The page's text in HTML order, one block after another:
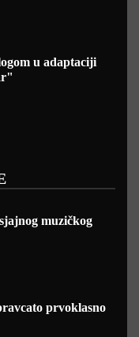
u adaptaciji
muzičkog
prvoklasno